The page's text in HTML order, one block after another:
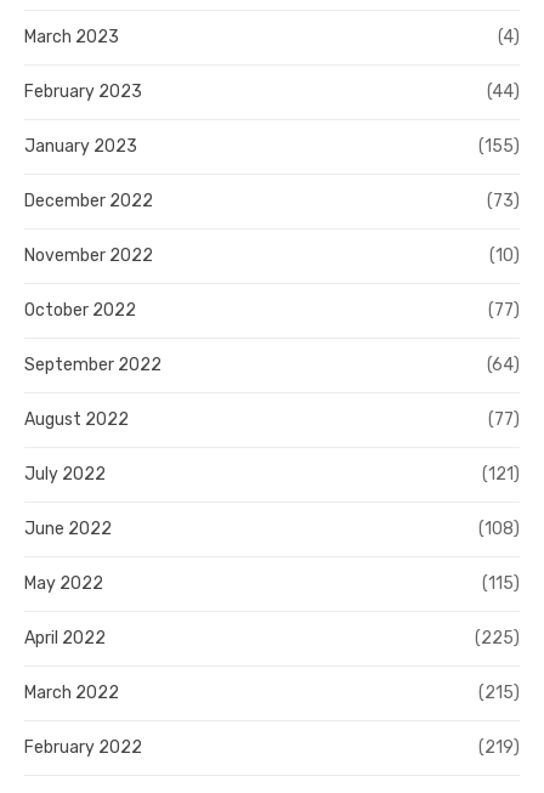
March 2023 (4)
February 2023 (44)
January 2023 (155)
December 2022 (73)
November 2022 (10)
October 2022 (77)
September 2022 (64)
August 2022 (77)
July 2022 (121)
June 2022 (108)
May 2022 (115)
April 2022 (225)
March 2022 (215)
February 2022 (219)